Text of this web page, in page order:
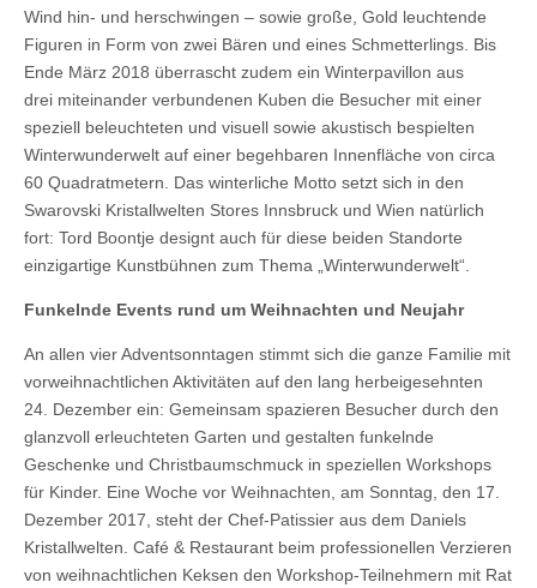
Wind hin- und herschwingen – sowie große, Gold leuchtende
Figuren in Form von zwei Bären und eines Schmetterlings. Bis
Ende März 2018 überrascht zudem ein Winterpavillon aus
drei miteinander verbundenen Kuben die Besucher mit einer
speziell beleuchteten und visuell sowie akustisch bespielten
Winterwunderwelt auf einer begehbaren Innenfläche von circa
60 Quadratmetern. Das winterliche Motto setzt sich in den
Swarovski Kristallwelten Stores Innsbruck und Wien natürlich
fort: Tord Boontje designt auch für diese beiden Standorte
einzigartige Kunstbühnen zum Thema „Winterwunderwelt“.
Funkelnde Events rund um Weihnachten und Neujahr
An allen vier Adventsonntagen stimmt sich die ganze Familie mit
vorweihnachtlichen Aktivitäten auf den lang herbeigesehnten
24. Dezember ein: Gemeinsam spazieren Besucher durch den
glanzvoll erleuchteten Garten und gestalten funkelnde
Geschenke und Christbaumschmuck in speziellen Workshops
für Kinder. Eine Woche vor Weihnachten, am Sonntag, den 17.
Dezember 2017, steht der Chef-Patissier aus dem Daniels
Kristallwelten. Café & Restaurant beim professionellen Verzieren
von weihnachtlichen Keksen den Workshop-Teilnehmern mit Rat